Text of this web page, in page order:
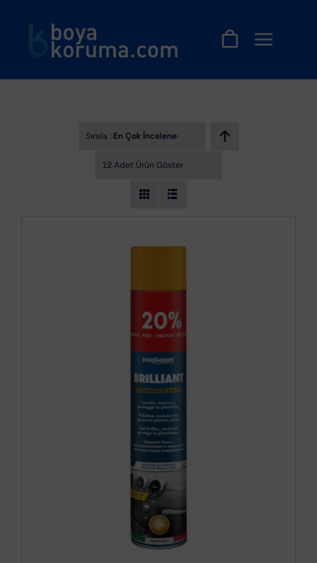
Sırala : En Çok İncelenenler
12 Adet Ürün Göster